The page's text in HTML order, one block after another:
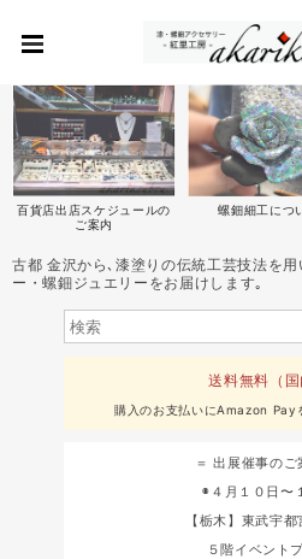
百貨店出店スケジュールの
ご案内
螺鈿細工につ
古都 金沢から､漆塗りの伝統工芸技法を
ー・螺鈿ジュエリーをお届けします｡
送料無料（国
購入のお支払いにAmazon Pay
＝ 出展催事のご
◉４月１０日〜
【栃木】東武宇
５階イベント